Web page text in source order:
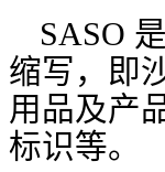
SASO
缩写，即
用品及产
标识等。